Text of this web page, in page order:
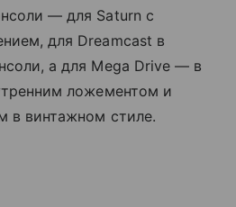
— для Saturn с
для Dreamcast в
а для Mega Drive — в
ложементом и
в винтажном стиле.